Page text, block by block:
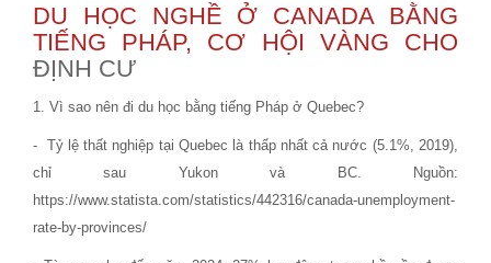
DU HỌC NGHỀ Ở CANADA BẰNG
TIẾNG PHÁP, CƠ HỘI VÀNG CHO
ĐỊNH CƯ
1. Vì sao nên đi du học bằng tiếng Pháp ở Quebec?
- Tỷ lệ thất nghiệp tại Quebec là thấp nhất cả nước (5.1%, 2019),
chỉ sau Yukon và BC. Nguồn:
https://www.statista.com/statistics/442316/canada-unemployment-
rate-by-provinces/